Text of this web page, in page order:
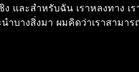
และสำหรับฉัน เราหลงทาง เ
บางสิ่งมา ผมคิดว่าเราสามา